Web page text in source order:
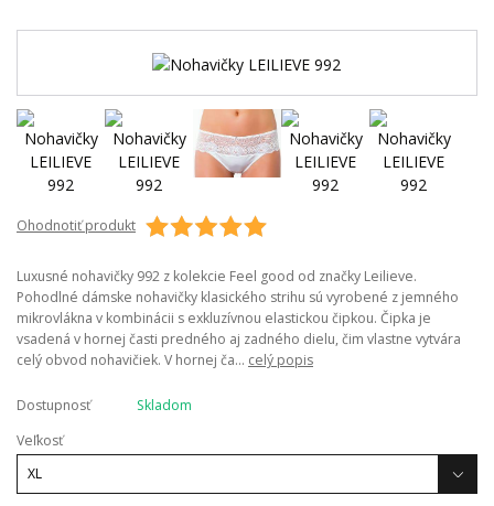
Ohodnotiť produkt
Luxusné nohavičky 992 z kolekcie Feel good od značky Leilieve.
Pohodlné dámske nohavičky klasického strihu sú vyrobené z jemného
mikrovlákna v kombinácii s exkluzívnou elastickou čipkou. Čipka je
vsadená v hornej časti predného aj zadného dielu, čim vlastne vytvára
celý obvod nohavičiek. V hornej ča... celý popis
Dostupnosť
Skladom
Veľkosť